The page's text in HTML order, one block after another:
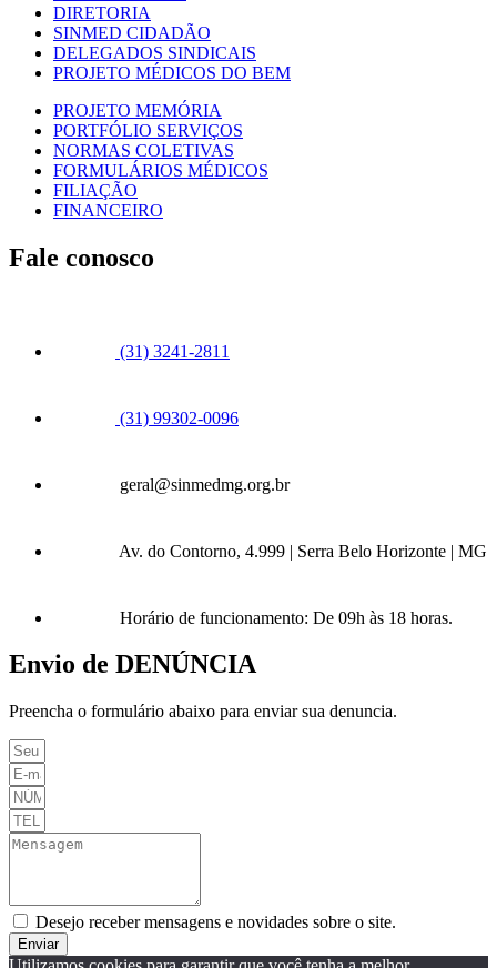
DIRETORIA
SINMED CIDADÃO
DELEGADOS SINDICAIS
PROJETO MÉDICOS DO BEM
PROJETO MEMÓRIA
PORTFÓLIO SERVIÇOS
NORMAS COLETIVAS
FORMULÁRIOS MÉDICOS
FILIAÇÃO
FINANCEIRO
Fale conosco
(31) 3241-2811
(31) 99302-0096
geral@sinmedmg.org.br
Av. do Contorno, 4.999 | Serra Belo Horizonte | MG
Horário de funcionamento: De 09h às 18 horas.
Envio de DENÚNCIA
Preencha o formulário abaixo para enviar sua denuncia.
Desejo receber mensagens e novidades sobre o site.
Enviar